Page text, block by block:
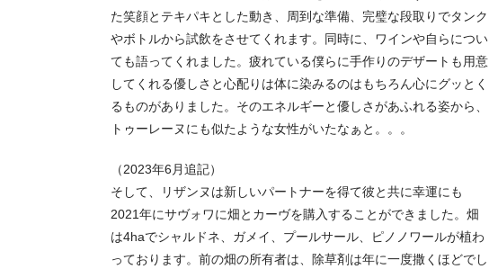
た笑顔とテキパキとした動き、周到な準備、完璧な段取りでタンク
やボトルから試飲をさせてくれます。同時に、ワインや自らについ
ても語ってくれました。疲れている僕らに手作りのデザートも用意
してくれる優しさと心配りは体に染みるのはもちろん心にグッとく
るものがありました。そのエネルギーと優しさがあふれる姿から、
トゥーレーヌにも似たような女性がいたなぁと。。。
（2023年6月追記）
そして、リザンヌは新しいパートナーを得て彼と共に幸運にも
2021年にサヴォワに畑とカーヴを購入することができました。畑
は4haでシャルドネ、ガメイ、プールサール、ピノノワールが植わ
っております。前の畑の所有者は、除草剤は年に一度撒くほどでし